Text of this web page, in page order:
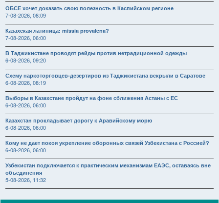
ОБСЕ хочет доказать свою полезность в Каспийском регионе
7-08-2026, 08:09
Казахская латиница: missia provalena?
7-08-2026, 06:00
В Таджикистане проводят рейды против нетрадиционной одежды
6-08-2026, 09:20
Схему наркоторговцев-дезертиров из Таджикистана вскрыли в Саратове
6-08-2026, 08:19
Выборы в Казахстане пройдут на фоне сближения Астаны с ЕС
6-08-2026, 06:00
Казахстан прокладывает дорогу к Аравийскому морю
6-08-2026, 06:00
Кому не дает покоя укрепление оборонных связей Узбекистана с Россией?
6-08-2026, 06:00
Узбекистан подключается к практическим механизмам ЕАЭС, оставаясь вне
объединения
5-08-2026, 11:32